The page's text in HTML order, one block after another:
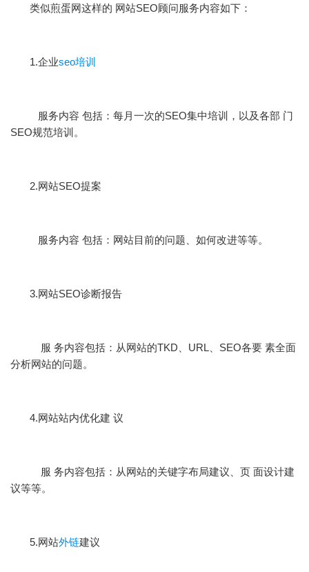
类似煎蛋网这样的 网站SEO顾问服务内容如下：
1.企业seo培训
服务内容 包括：每月一次的SEO集中培训，以及各部 门
SEO规范培训。
2.网站SEO提案
服务内容 包括：网站目前的问题、如何改进等等。
3.网站SEO诊断报告
服 务内容包括：从网站的TKD、URL、SEO各要 素全面
分析网站的问题。
4.网站站内优化建 议
服 务内容包括：从网站的关键字布局建议、页 面设计建
议等等。
5.网站外链建议